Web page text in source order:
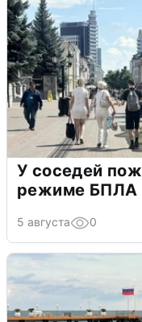
У соседей
режиме БПЛА
5 августа 0